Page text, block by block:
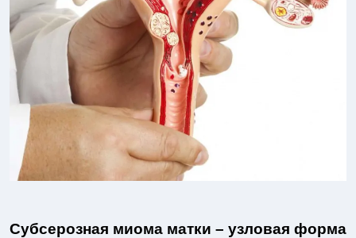
Субсерозная миома матки – узловая форма